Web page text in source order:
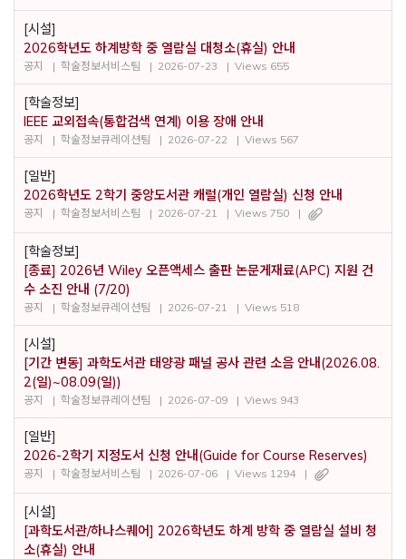
[시설]
2026학년도 하계방학 중 열람실 대청소(휴실) 안내
공지 학술정보서비스팀 2026-07-23 Views 655
[학술정보]
IEEE 교외접속(통합검색 연계) 이용 장애 안내
공지 학술정보큐레이션팀 2026-07-22 Views 567
[일반]
2026학년도 2학기 중앙도서관 캐럴(개인 열람실) 신청 안내
공지 학술정보서비스팀 2026-07-21 Views 750
[학술정보]
[종료] 2026년 Wiley 오픈액세스 출판 논문게재료(APC) 지원 건
수 소진 안내 (7/20)
공지 학술정보큐레이션팀 2026-07-21 Views 518
[시설]
[기간 변동] 과학도서관 태양광 패널 공사 관련 소음 안내(2026.08.
2(일)~08.09(일))
공지 학술정보큐레이션팀 2026-07-09 Views 943
[일반]
2026-2학기 지정도서 신청 안내(Guide for Course Reserves)
공지 학술정보서비스팀 2026-07-06 Views 1294
[시설]
[과학도서관/하나스퀘어] 2026학년도 하계 방학 중 열람실 설비 청
소(휴실) 안내